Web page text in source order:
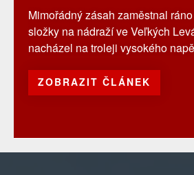
Mimořádný zásah zaměstnal
složky na nádraží ve Veľkých
nacházel na troleji vysokého
ZOBRAZIT ČLÁNEK